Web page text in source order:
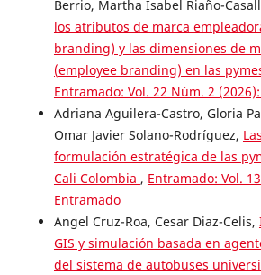
Berrio, Martha Isabel Riaño-
los atributos de marca
branding) y las dimensiones de
(employee branding) en las
Entramado: Vol. 22 Núm. 2
Adriana Aguilera-Castro, Gloria
Omar Javier Solano-Rodríguez,
formulación estratégica de las
Cali Colombia , Entramado: Vol.
Entramado
Angel Cruz-Roa, Cesar Diaz-Celis,
GIS y simulación basada en
del sistema de autobuses